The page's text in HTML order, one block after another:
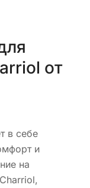
от
в себе
и
на